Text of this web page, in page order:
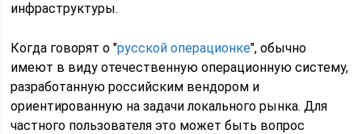
инфраструктуры.
Когда говорят о "русской операционке", обычно
имеют в виду отечественную операционную систему,
разработанную российским вендором и
ориентированную на задачи локального рынка. Для
частного пользователя это может быть вопрос